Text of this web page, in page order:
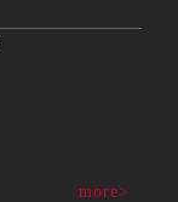
more>